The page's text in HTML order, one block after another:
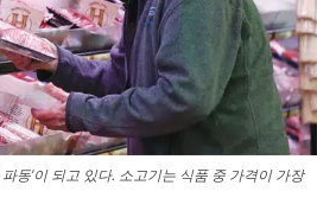
동’이 되고 있다. 소고기는 식품 중 가격이 가장